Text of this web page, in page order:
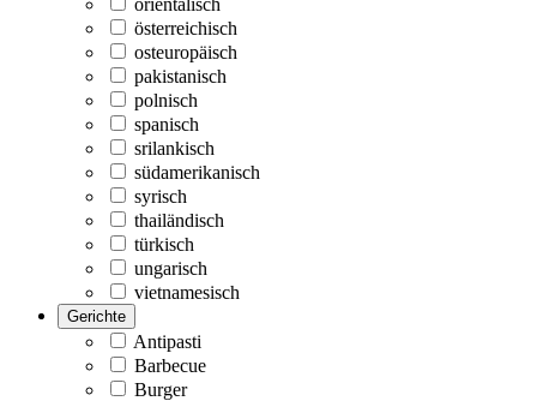
österreichisch
osteuropäisch
pakistanisch
polnisch
spanisch
srilankisch
südamerikanisch
syrisch
thailändisch
türkisch
ungarisch
vietnamesisch
Gerichte
Antipasti
Barbecue
Burger